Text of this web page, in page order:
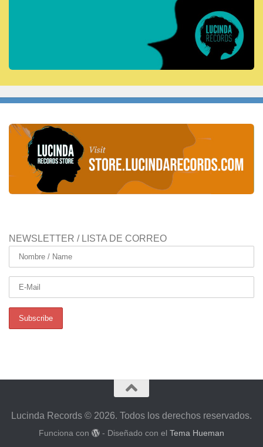
NEWSLETTER / LISTA DE CORREO
Lucinda Records © 2026. Todos los derechos reservados.
Funciona con - Diseñado con el Tema Hueman